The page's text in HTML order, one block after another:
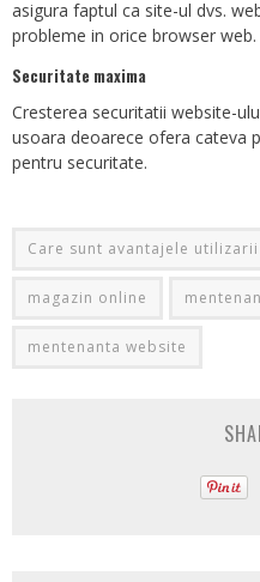
asigura faptul ca site-ul dvs.
probleme in orice browser web.
Securitate maxima
Cresterea securitatii website-
usoara deoarece ofera cateva
pentru securitate.
Care sunt avantajele utilizarii
magazin online
mentenanta website